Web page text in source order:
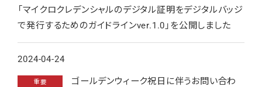
「マイクロクレデンシャルのデジタル証明をデジタルバッジ
で発行するためのガイドラインver.1.0」を公開しました
2024-04-24
重要
ゴールデンウィーク祝日に伴うお問い合わ